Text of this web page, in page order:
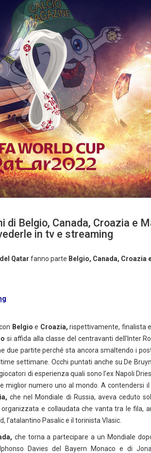
Belgio, Canada, Croazia e
in tv e streaming
Qatar fanno parte Belgio, Canada, Croazia
Belgio e Croazia, rispettivamente, finalista
si affida alla classe del centravanti dell’Inter
due partite perché sta ancora smaltendo i
settimane. Occhi puntati anche su De
di esperienza quali sono l’ex Napoli
miglior numero uno al mondo. A contendersi
che nel Mondiale di Russia, aveva ceduto
e collaudata che vanta tra le fila,
l’atalantino Pasalic e il torinista Vlasic.
che torna a partecipare a un Mondiale
Davies del Bayern Monaco e di